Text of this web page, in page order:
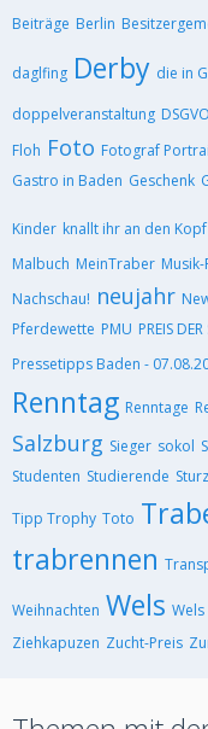
Beiträge Berlin
daglfing Derby die in
doppelveranstaltung DSGVO
Floh Foto Fotograf
Gastro in Baden Geschenk
Kinder knallt ihr an den
Malbuch MeinTraber
Nachschau! neujahr
Pferdewette PMU PREIS
Pressetipps Baden -
Renntag Renntage
Salzburg Sieger sokol
Studenten Studierende Sturz
Tipp Trophy Toto
trabrennen
Weihnachten Wels Wels
Ziehkapuzen Zucht-Preis